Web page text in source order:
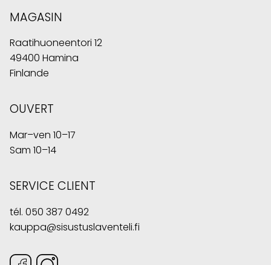
MAGASIN
Raatihuoneentori 12
49400 Hamina
Finlande
OUVERT
Mar–ven 10–17
Sam 10–14
SERVICE CLIENT
tél. 050 387 0492
kauppa@sisustuslaventeli.fi